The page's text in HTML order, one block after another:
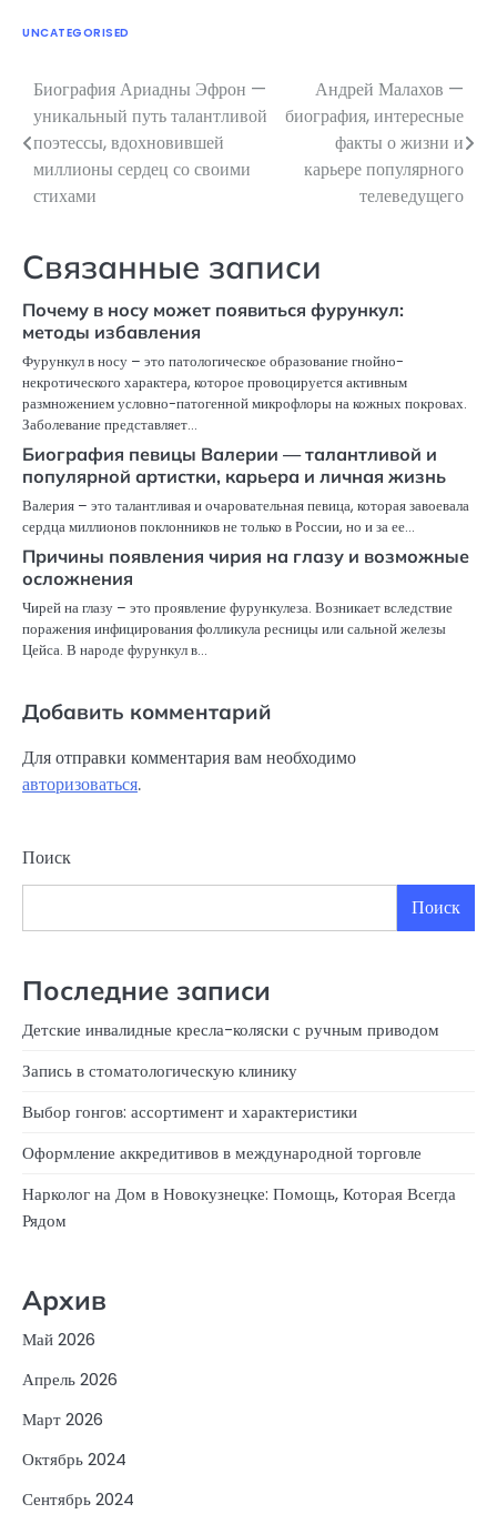
UNCATEGORISED
Навигация
по
записям
Биография Ариадны Эфрон —
уникальный путь талантливой
поэтессы, вдохновившей
миллионы сердец со своими
стихами
Андрей Малахов —
биография, интересные
факты о жизни и
карьере популярного
телеведущего
Связанные записи
Почему в носу может появиться фурункул:
методы избавления
Фурункул в носу – это патологическое образование гнойно-
некротического характера, которое провоцируется активным
размножением условно-патогенной микрофлоры на кожных покровах.
Заболевание представляет…
Биография певицы Валерии — талантливой и
популярной артистки, карьера и личная жизнь
Валерия – это талантливая и очаровательная певица, которая завоевала
сердца миллионов поклонников не только в России, но и за ее…
Причины появления чирия на глазу и возможные
осложнения
Чирей на глазу – это проявление фурункулеза. Возникает вследствие
поражения инфицирования фолликула ресницы или сальной железы
Цейса. В народе фурункул в…
Добавить комментарий
Для отправки комментария вам необходимо
авторизоваться.
Поиск
Поиск
Последние записи
Детские инвалидные кресла-коляски с ручным приводом
Запись в стоматологическую клинику
Выбор гонгов: ассортимент и характеристики
Оформление аккредитивов в международной торговле
Нарколог на Дом в Новокузнецке: Помощь, Которая Всегда
Рядом
Архив
Май 2026
Апрель 2026
Март 2026
Октябрь 2024
Сентябрь 2024